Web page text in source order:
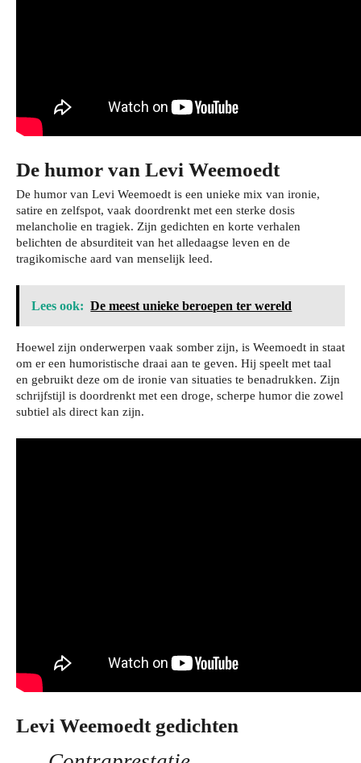
De humor van Levi Weemoedt
De humor van Levi Weemoedt is een unieke mix van ironie,
satire en zelfspot, vaak doordrenkt met een sterke dosis
melancholie en tragiek. Zijn gedichten en korte verhalen
belichten de absurditeit van het alledaagse leven en de
tragikomische aard van menselijk leed.
Lees ook: De meest unieke beroepen ter wereld
Hoewel zijn onderwerpen vaak somber zijn, is Weemoedt in staat
om er een humoristische draai aan te geven. Hij speelt met taal
en gebruikt deze om de ironie van situaties te benadrukken. Zijn
schrijfstijl is doordrenkt met een droge, scherpe humor die zowel
subtiel als direct kan zijn.
Levi Weemoedt gedichten